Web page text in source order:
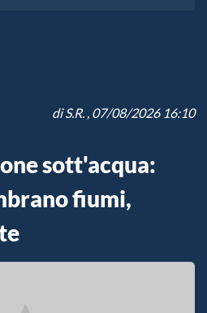
diS.R. , 07/08/2026 16:10
sott'acqua:
fiumi,